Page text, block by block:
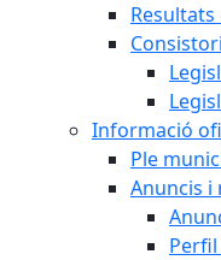
Informació
Ple
Anuncis i